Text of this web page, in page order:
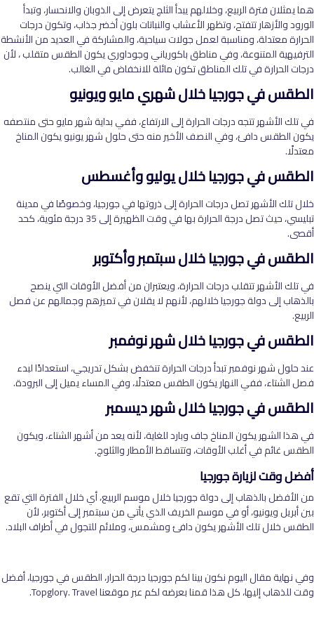
هما يمثلان فترة الربيع، وخلالهم يبدأ الثلج يتعرض إلى الذوبان والانحسار، وتبدأ
الورود والأزهار تتفتح، وتظهر الأعشاب والنباتات بلون أخضر جذاب، وتكون درجات
الحرارة معتدلة، ومناسبة لعمل جولات سياحية، والمشاركة في العديد من الأنشطة
الترفيهية المتنوعة، وفي مناطق باكورياني وجوداوري يكون الطقس متقلب ، لأن
درجات الحرارة في تلك المناطق تكون مائلة للانخفاض في الغالب.
الطقس في جورجيا خلال شهري مايو ويونيو
في تلك الأشهر تتجه درجات الحرارة إلى الارتفاع، ففي بداية شهر مايو حتى منتصفه
يكون الطقس دافئ، وفي النصف الأخير منه حتى حلول شهر يونيو يكون المناخ
معتدلًا.
الطقس في جورجيا خلال يوليو وأغسطس
خلال تلك الأشهر تصل درجات الحرارة إلى ذروتها في جورجيا، وخصوصًا في مدينة
تبليسي، حيث تصل درجة الحرارة بها في وقت الظهيرة إلى 35 درجة مئوية، كحد
أقصى.
الطقس في جورجيا خلال سبتمبر وأكتوبر
في تلك الأشهر تتقلب درجات الحرارة، ويعتبران من أفضل الأوقات التي ينصح
بالذهاب إلى دولة جورجيا خلالهم، لأنهم لا يقلان في تميزهم وجمالهم عن فصل
الربيع.
الطقس في جورجيا خلال شهر نوفمبر
عند حلول شهر نوفمبر تبدأ درجات الحرارة تنخفض بشكل تدريجي، استعدادًا لبدء
فصل الشتاء، ففي النهار يكون الطقس معتدلًا، وفي المساء يميل إلى البرودة.
الطقس في جورجيا خلال شهر ديسمبر
في هذا الشهر يكون المناخ جاف وبارد للغاية، لأنه يعد من أشهر الشتاء، ويكون
الطقس غائم في أغلب الأوقات، وتتساقط الأمطار والثلوج.
أفضل وقت لزيارة جورجيا
من الأفضل بالذهاب إلى دولة جورجيا خلال موسم الربيع، أي خلال الفترة التي تقع
بين أبريل ويونيو، أو في موسم الخريف الذي يأتي من سبتمبر إلى أكتوبر، لأن
الطقس خلال تلك الأشهر يكون دافئ ومشمس، وملائم للتجول في أطراف البلاد.
وفي نهاية مقال اليوم نكون بينا لكم جورجيا درجة الحرار، الطقس في جورجيا، أفضل
وقت للذهاب إليها، كل هذا قمنا بعرضه لكم عبر موقعنا Topglory. Travel.